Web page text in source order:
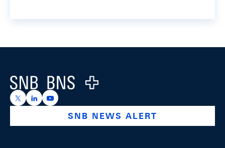
Logo
https://x.com/snb_bns
https://ch.linkedin.com/company/swiss-national-
https://www.youtube.com/@swissnationalbank
SNB NEWS ALERT